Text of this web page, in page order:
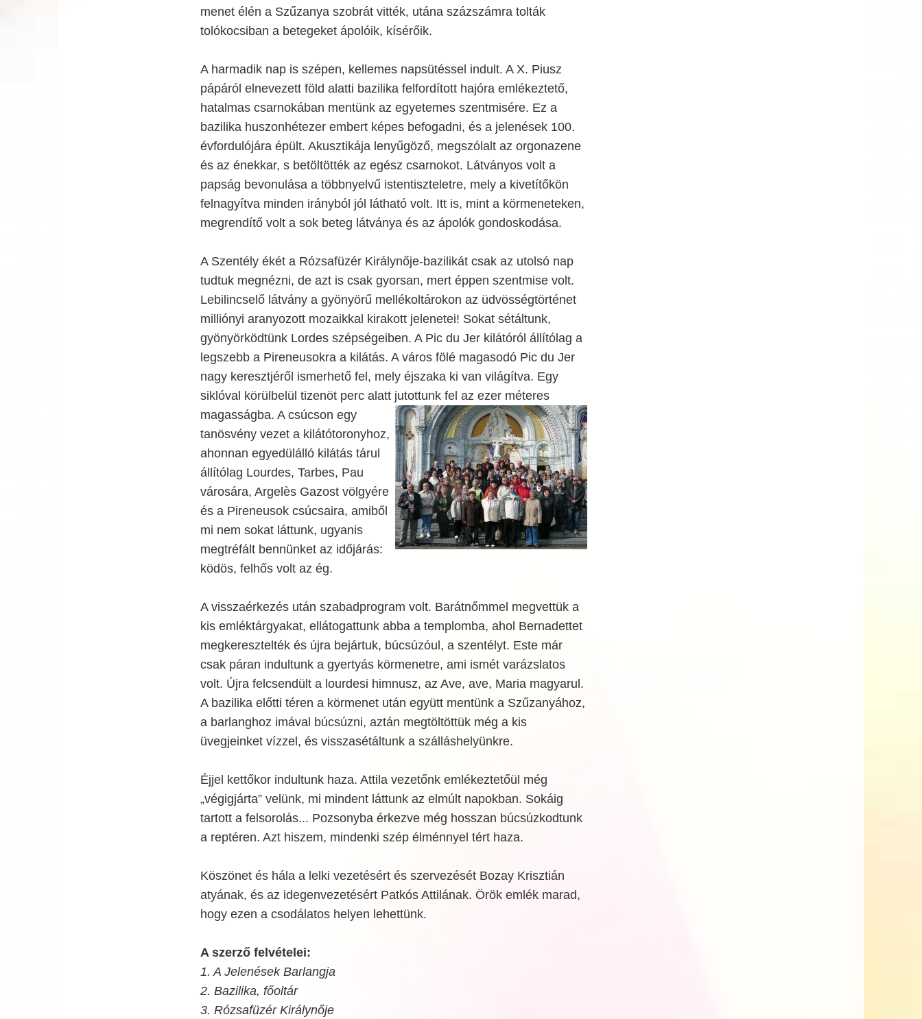
menet élén a Szűzanya szobrát vitték, utána százszámra tolták
tolókocsiban a betegeket ápolóik, kísérőik.
A harmadik nap is szépen, kellemes napsütéssel indult. A X. Piusz
pápáról elnevezett föld alatti bazilika felfordított hajóra emlékeztető,
hatalmas csarnokában mentünk az egyetemes szentmisére. Ez a
bazilika huszonhétezer embert képes befogadni, és a jelenések 100.
évfordulójára épült. Akusztikája lenyűgöző, megszólalt az orgonazene
és az énekkar, s betöltötték az egész csarnokot. Látványos volt a
papság bevonulása a többnyelvű istentiszteletre, mely a kivetítőkön
felnagyítva minden irányból jól látható volt. Itt is, mint a körmeneteken,
megrendítő volt a sok beteg látványa és az ápolók gondoskodása.
A Szentély ékét a Rózsafüzér Királynője-bazilikát csak az utolsó nap
tudtuk megnézni, de azt is csak gyorsan, mert éppen szentmise volt.
Lebilincselő látvány a gyönyörű mellékoltárokon az üdvösségtörténet
milliónyi aranyozott mozaikkal kirakott jelenetei! Sokat sétáltunk,
gyönyörködtünk Lordes szépségeiben. A Pic du Jer kilátóról állítólag a
legszebb a Pireneusokra a kilátás. A város fölé magasodó Pic du Jer
nagy keresztjéről ismerhető fel, mely éjszaka ki van világítva. Egy
siklóval körülbelül tizenöt perc alatt jutottunk fel az ezer méteres
magasságba. A csúcson egy
tanösvény vezet a kilátótoronyhoz,
ahonnan egyedülálló kilátás tárul
állítólag Lourdes, Tarbes, Pau
városára, Argelès Gazost völgyére
és a Pireneusok csúcsaira, amiből
mi nem sokat láttunk, ugyanis
megtréfált bennünket az időjárás:
ködös, felhős volt az ég.
A visszaérkezés után szabadprogram volt. Barátnőmmel megvettük a
kis emléktárgyakat, ellátogattunk abba a templomba, ahol Bernadettet
megkeresztelték és újra bejártuk, búcsúzóul, a szentélyt. Este már
csak páran indultunk a gyertyás körmenetre, ami ismét varázslatos
volt. Újra felcsendült a lourdesi himnusz, az Ave, ave, Maria magyarul.
A bazilika előtti téren a körmenet után együtt mentünk a Szűzanyához,
a barlanghoz imával búcsúzni, aztán megtöltöttük még a kis
üvegjeinket vízzel, és visszasétáltunk a szálláshelyünkre.
Éjjel kettőkor indultunk haza. Attila vezetőnk emlékeztetőül még
„végigjárta” velünk, mi mindent láttunk az elmúlt napokban. Sokáig
tartott a felsorolás... Pozsonyba érkezve még hosszan búcsúzkodtunk
a reptéren. Azt hiszem, mindenki szép élménnyel tért haza.
Köszönet és hála a lelki vezetésért és szervezését Bozay Krisztián
atyának, és az idegenvezetésért Patkós Attilának. Örök emlék marad,
hogy ezen a csodálatos helyen lehettünk.
A szerző felvételei:
1. A Jelenések Barlangja
2. Bazilika, főoltár
3. Rózsafüzér Királynője